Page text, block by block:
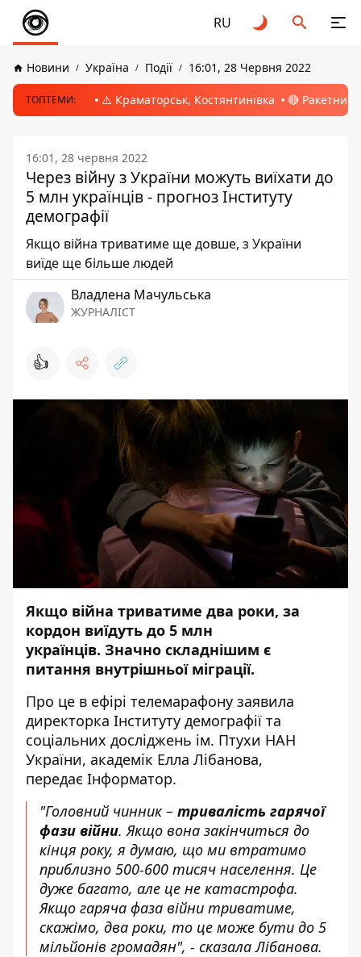
RU
Новини Україна Події 16:01, 28 Червня 2022
ТОПТЕМИ: ⚠️ Краматорськ, Костянтинівка 🔴 Ракетний
16:01, 28 червня 2022
Через війну з України можуть виїхати до
5 млн українців - прогноз Інституту
демографії
Якщо війна триватиме ще довше, з України
виїде ще більше людей
Владлена Мачульська
ЖУРНАЛІСТ
👍
Якщо війна триватиме два роки, за
кордон виїдуть до 5 млн
українців. Значно складнішим є
питання внутрішньої міграції.
Про це в ефірі телемарафону заявила
директорка Інституту демографії та
соціальних досліджень ім. Птухи НАН
України, академік Елла Лібанова,
передає Інформатор.
"Головний чинник – тривалість гарячої
фази війни. Якщо вона закінчиться до
кінця року, я думаю, що ми втратимо
приблизно 500-600 тисяч населення. Це
дуже багато, але це не катастрофа.
Якщо гаряча фаза війни триватиме,
скажімо, два роки, то це може бути до 5
мільйонів громадян", - сказала Лібанова.